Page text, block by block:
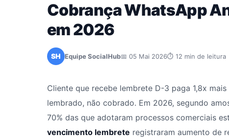
Cobrança WhatsApp
em 2026
SH Equipe SocialHub📅 05 Mai 2026⏱ 12 min de leitura
Cliente que recebe lembrete D-3 paga 1,8x
lembrado, não cobrado. Em 2026, segundo
70% das que adotaram processos comerciais
vencimento lembrete registraram aumento de